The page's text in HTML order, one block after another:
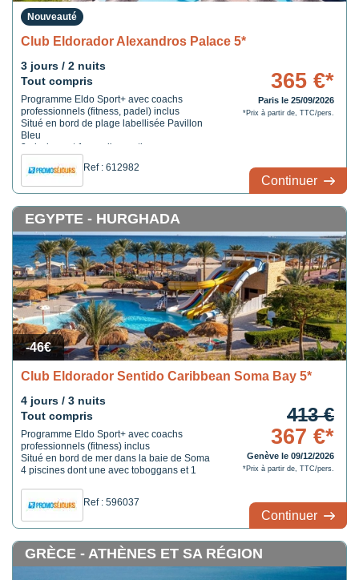
Nouveauté
Club Eldorador Alexandros Palace 5*
3 jours / 2 nuits
Tout compris
Programme Eldo Sport+ avec coachs
professionnels (fitness, padel) inclus
Situé en bord de plage labellisée Pavillon
Bleu
3 piscines et 1 spa d'exception
Ref : 612982
365 €*
Paris le 25/09/2026
*Prix à partir de, TTC/pers.
Continuer
-46€
EGYPTE - HURGHADA
Club Eldorador Sentido Caribbean Soma Bay 5*
4 jours / 3 nuits
Tout compris
Programme Eldo Sport+ avec coachs
professionnels (fitness) inclus
Situé en bord de mer dans la baie de Soma
4 piscines dont une avec toboggans et 1
Ref : 596037
413 €
367 €*
Genève le 09/12/2026
*Prix à partir de, TTC/pers.
Continuer
GRÈCE - ATHÈNES ET SA RÉGION